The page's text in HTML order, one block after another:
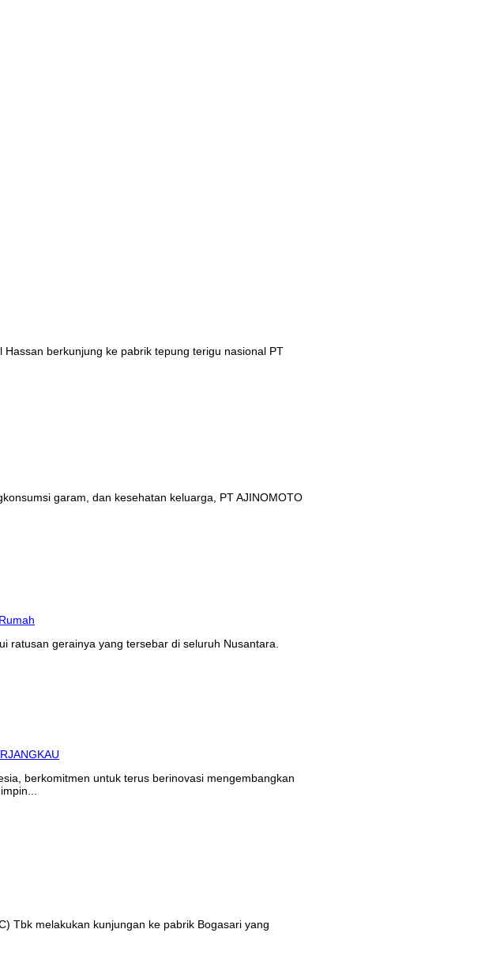
berkunjung ke pabrik tepung terigu nasional PT
garam, dan kesehatan keluarga, PT AJINOMOTO
ratusan gerainya yang tersebar di seluruh Nusantara.
berkomitmen untuk terus berinovasi mengembangkan
Tbk melakukan kunjungan ke pabrik Bogasari yang